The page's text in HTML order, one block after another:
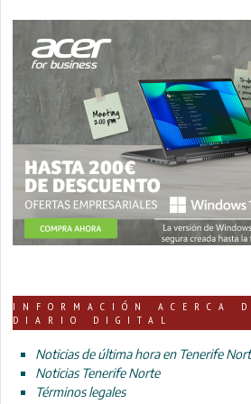
INFORMACIÓN ACERCA
DIARIO DIGITAL
Noticias de última hora en Tenerife
Noticias Tenerife Norte
Términos legales